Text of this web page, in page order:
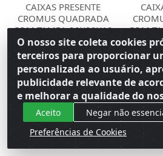
CAIXAS PRESENTE
CROMUS QUADRADA
COM TAMPA 20X20X10
PEQUENA R...
Código: 160266
Embalagem: Venda PC\1
Master CM\30
Faça seu login ou
cadastre-se para
ver preços e
comprar
COM
O nosso site coleta cookies
terceiros para proporcionar
personalizada ao usuário,
publicidade relevante de
e melhorar a qualidade do
Aceito
Negar não
Preferências de Cookies